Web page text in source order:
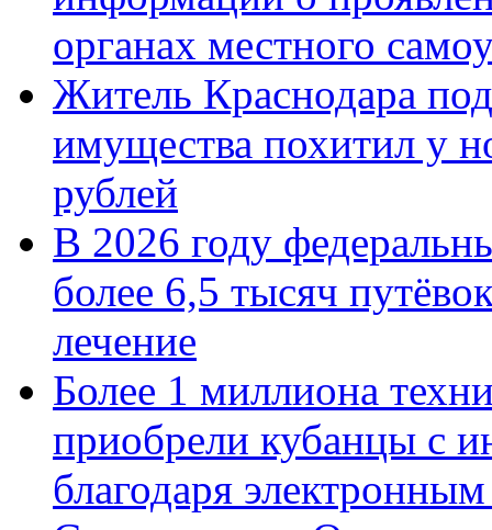
органах местного
Житель Краснодара
имущества похитил у
рублей
В 2026 году
более 6,5 тысяч
лечение
Более 1 миллиона
приобрели кубанцы с
благодаря